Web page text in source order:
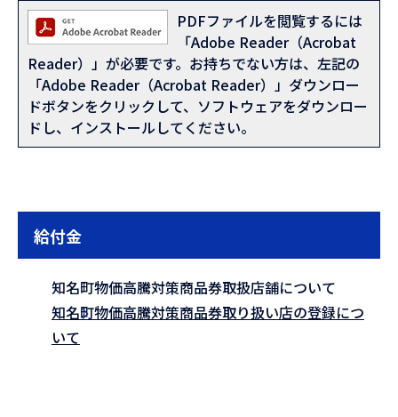
PDFファイルを閲覧するには
「Adobe Reader（Acrobat
Reader）」が必要です。お持ちでない方は、左記の
「Adobe Reader（Acrobat Reader）」ダウンロー
ドボタンをクリックして、ソフトウェアをダウンロー
ドし、インストールしてください。
給付金
知名町物価高騰対策商品券取扱店舗について
知名町物価高騰対策商品券取り扱い店の登録につ
いて